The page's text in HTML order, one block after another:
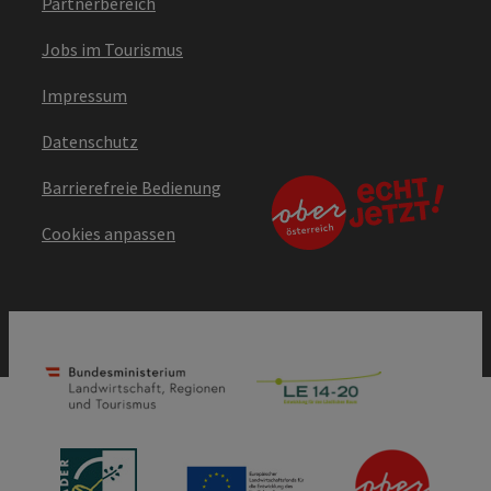
Jobs im Tourismus
Impressum
Datenschutz
Barrierefreie Bedienung
Cookies anpassen